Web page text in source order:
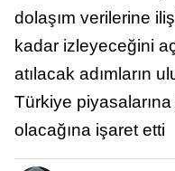
dolaşım verilerine
kadar izleyeceğini
atılacak adımların
Türkiye piyasalarına
olacağına işaret etti